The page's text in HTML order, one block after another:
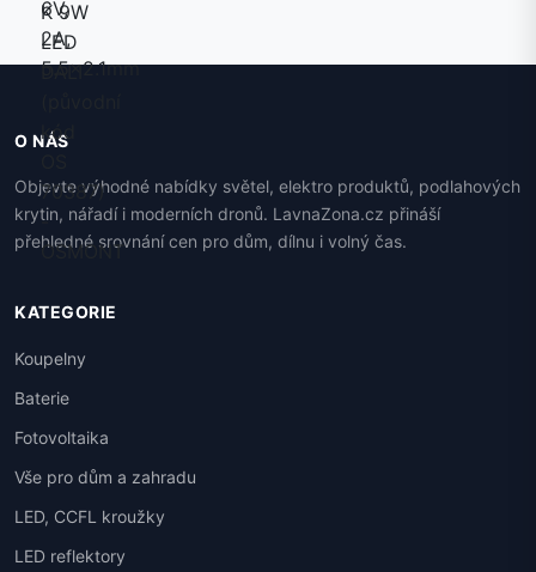
O NÁS
Objevte výhodné nabídky světel, elektro produktů, podlahových
krytin, nářadí i moderních dronů. LavnaZona.cz přináší
přehledné srovnání cen pro dům, dílnu i volný čas.
KATEGORIE
Koupelny
Baterie
Fotovoltaika
Vše pro dům a zahradu
LED, CCFL kroužky
LED reflektory